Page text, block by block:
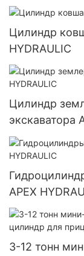
Цилиндр
HYDRAULIC
Цилиндр
экскаватора
APEX
3-12 тонн